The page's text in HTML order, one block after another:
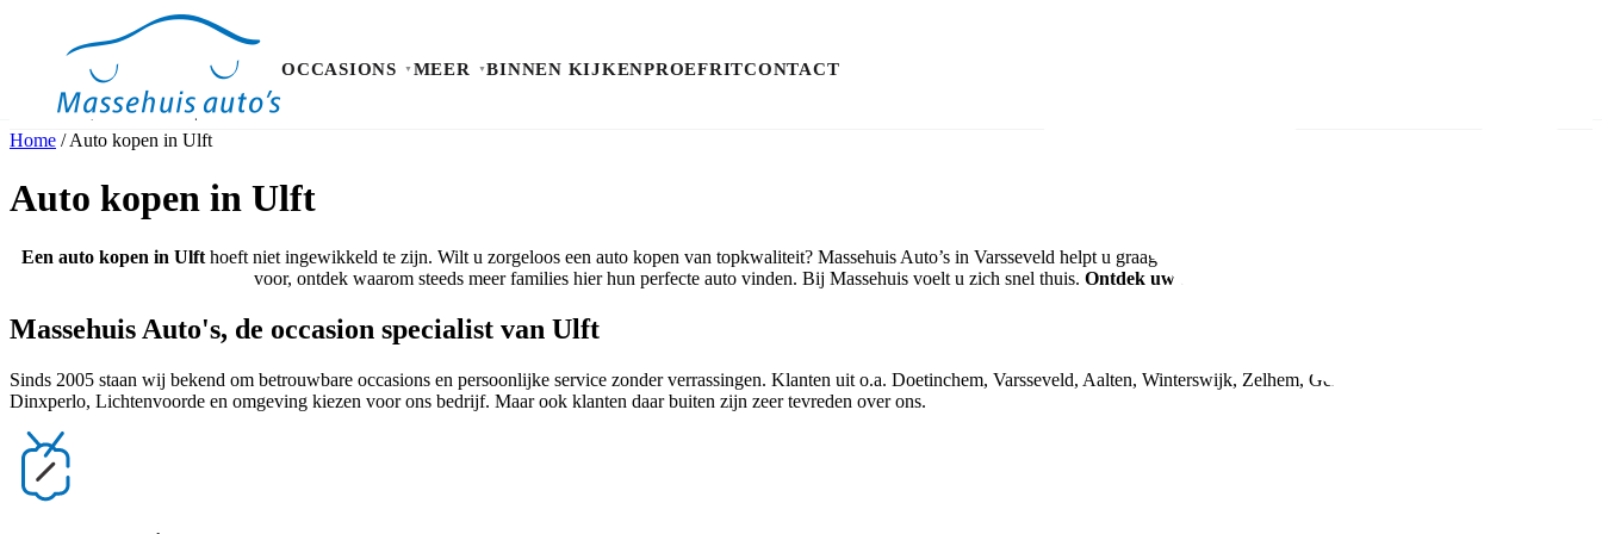
OCCASIONS MEER BINNEN KIJKENPROEFRITCONTACT
Occasions
Binnen kijken
Proefrit
Home / Auto kopen in Ulft
Auto kopen in Ulft
Een auto kopen in Ulft hoeft niet ingewikkeld te zijn. Wilt u zorgeloos een auto kopen van topkwaliteit? Massehuis Auto’s in Varsseveld helpt u graag. Al meer dan 150 tevreden klanten uit de regio gingen u
voor, ontdek waarom steeds meer families hier hun perfecte auto vinden. Bij Massehuis voelt u zich snel thuis. Ontdek uw droomauto vandaag!
Massehuis Auto's, de occasion specialist van Ulft
Sinds 2005 staan wij bekend om betrouwbare occasions en persoonlijke service zonder verrassingen. Klanten uit o.a. Doetinchem, Varsseveld, Aalten, Winterswijk, Zelhem, Gendringen, Ulft, Terborg, Silvolde,
Dinxperlo, Lichtenvoorde en omgeving kiezen voor ons bedrijf. Maar ook klanten daar buiten zijn zeer tevreden over ons.